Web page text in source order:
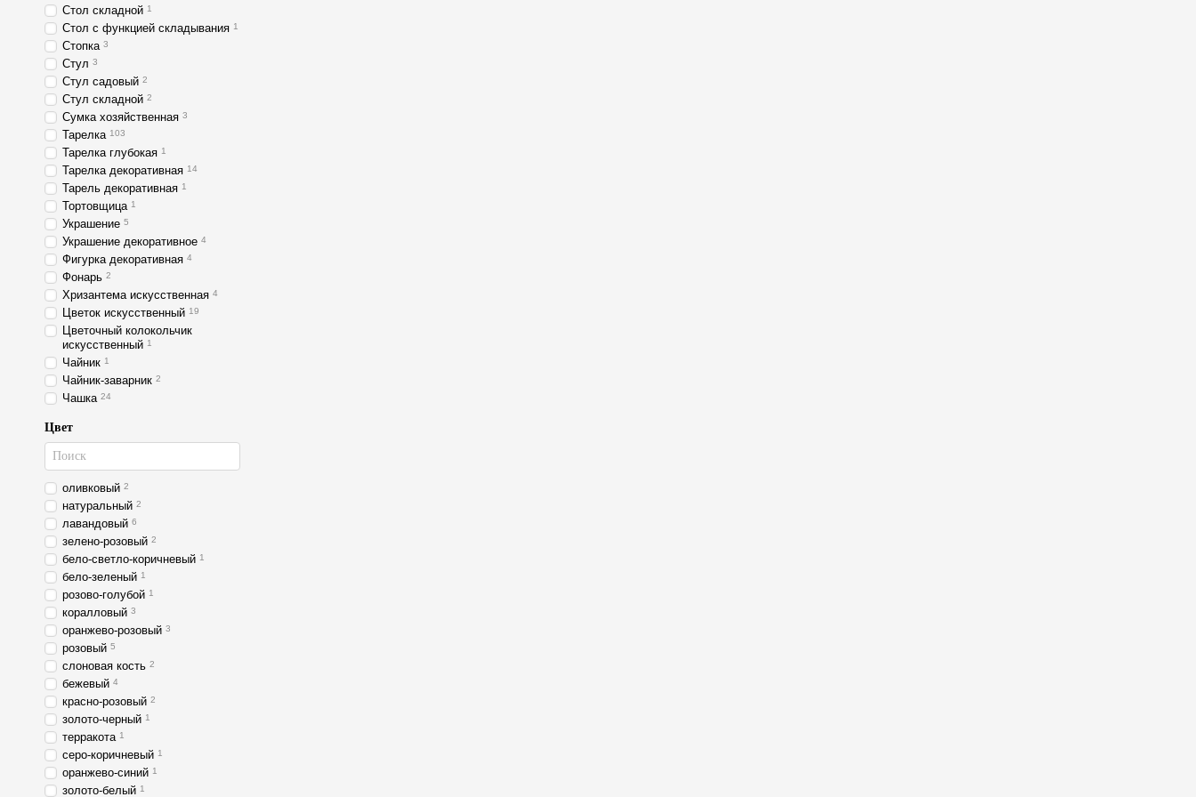
Стол складной 1
Стол с функцией складывания 1
Стопка 3
Стул 3
Стул садовый 2
Стул складной 2
Сумка хозяйственная 3
Тарелка 103
Тарелка глубокая 1
Тарелка декоративная 14
Тарель декоративная 1
Тортовщица 1
Украшение 5
Украшение декоративное 4
Фигурка декоративная 4
Фонарь 2
Хризантема искусственная 4
Цветок искусственный 19
Цветочный колокольчик
искусственный 1
Чайник 1
Чайник-заварник 2
Чашка 24
Цвет
оливковый 2
натуральный 2
лавандовый 6
зелено-розовый 2
бело-светло-коричневый 1
бело-зеленый 1
розово-голубой 1
коралловый 3
оранжево-розовый 3
розовый 5
слоновая кость 2
бежевый 4
красно-розовый 2
золото-черный 1
терракота 1
серо-коричневый 1
оранжево-синий 1
золото-белый 1